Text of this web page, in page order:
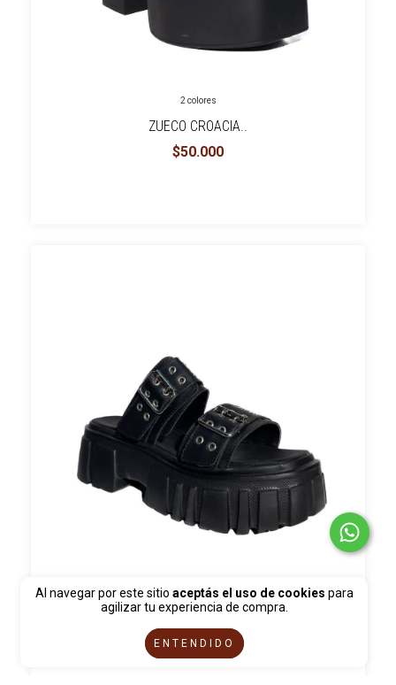
Al navegar por este sitio aceptás el uso de cookies para
agilizar tu experiencia de compra.
ENTENDIDO
2 colores
ZUECO CROACIA..
$50.000
SANDALIA BRUNA..
$30.000